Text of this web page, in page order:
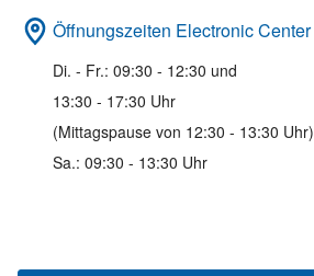
Öffnungszeiten Electronic Center
Di. - Fr.: 09:30 - 12:30 und
13:30 - 17:30 Uhr
(Mittagspause von 12:30 - 13:30 Uhr)
Sa.: 09:30 - 13:30 Uhr